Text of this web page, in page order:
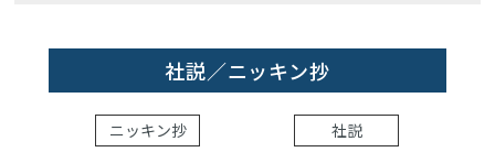
社説／ニッキン抄
ニッキン抄 社説